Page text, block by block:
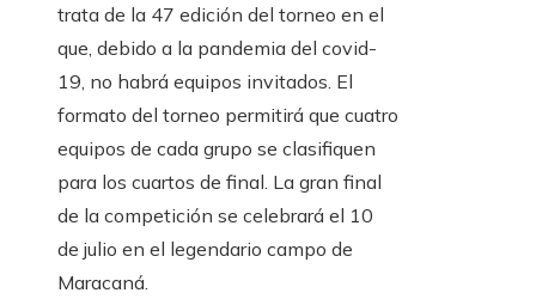
trata de la 47 edición del torneo en el
que, debido a la pandemia del covid-
19, no habrá equipos invitados. El
formato del torneo permitirá que cuatro
equipos de cada grupo se clasifiquen
para los cuartos de final. La gran final
de la competición se celebrará el 10
de julio en el legendario campo de
Maracaná.